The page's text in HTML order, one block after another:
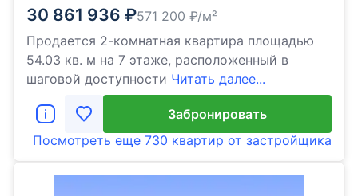
30 861 936 ₽571 200 ₽/м²
Продается 2-комнатная квартира площадью
54.03 кв. м на 7 этаже, расположенный в
шаговой доступности Читать далее...
Забронировать
Посмотреть еще 730 квартир от застройщика